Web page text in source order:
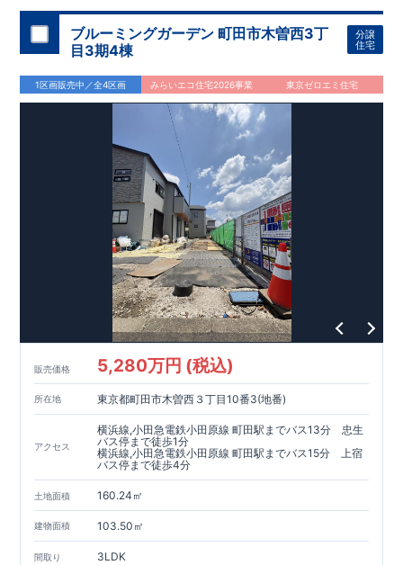
躍！【浴室乾燥暖房機】
設』住宅性能評価‥‥評価を受けた図面通りに施工されている
か、建設までに計 4 回チェックが行われます。 ・図面や書類上
だけでなく、「現場の施工状況」を検査した上で、品質を保証
しております。
だからこそ、お客様の安心に繋がります。 ・設計、施工、営業
が協力しあい、最良のプランをご提供いたします。 ・不要な中
間マージンを抑える事で、コストダウンに努めております。
スマートフォンで見やすい特設サイトはこちら
https://www.e-blooming.com/bukken/51775003/
ブルーミングガーデン 町田市木曽西3丁
目3期4棟
分譲
住宅
1区画販売中／全4区画 みらいエコ住宅2026事業 東京ゼロエミ住宅
販売価格 5,280万円 (税込)
所在地 東京都町田市木曽西３丁目10番3(地番)
アクセス
横浜線,小田急電鉄小田原線 町田駅までバス13分 忠生
バス停まで徒歩1分
横浜線,小田急電鉄小田原線 町田駅までバス15分 上宿
バス停まで徒歩4分
土地面積 160.24㎡
建物面積 103.50㎡
間取り 3LDK